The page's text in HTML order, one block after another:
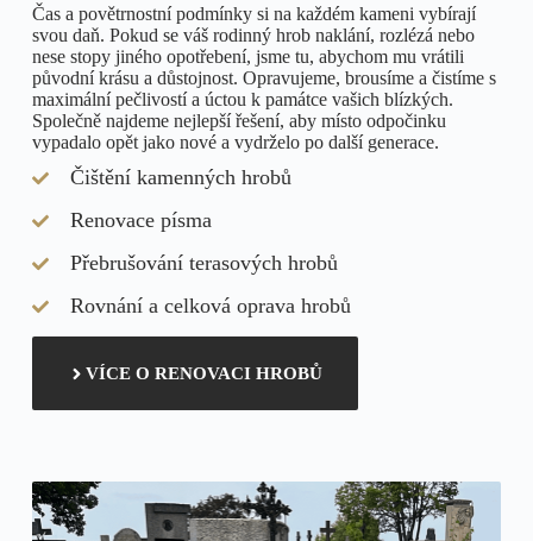
Čas a povětrnostní podmínky si na každém kameni vybírají
svou daň. Pokud se váš rodinný hrob naklání, rozlézá nebo
nese stopy jiného opotřebení, jsme tu, abychom mu vrátili
původní krásu a důstojnost. Opravujeme, brousíme a čistíme s
maximální pečlivostí a úctou k památce vašich blízkých.
Společně najdeme nejlepší řešení, aby místo odpočinku
vypadalo opět jako nové a vydrželo po další generace.
Čištění kamenných hrobů
Renovace písma
Přebrušování terasových hrobů
Rovnání a celková oprava hrobů
VÍCE O RENOVACI HROBŮ